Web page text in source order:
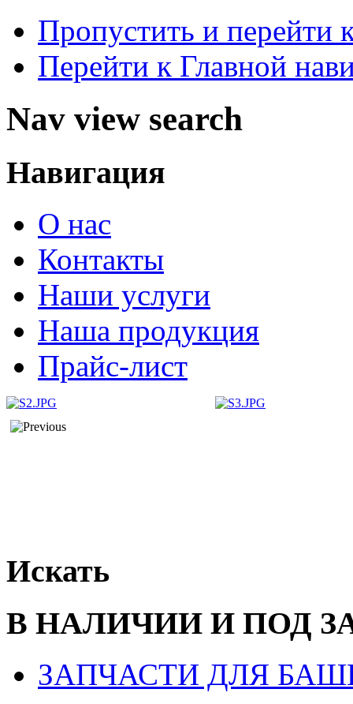
Пропустить и перейти
Перейти к Главной
Nav view search
Навигация
О нас
Контакты
Наши услуги
Наша продукция
Прайс-лист
Искать
В НАЛИЧИИ И ПОД
ЗАПЧАСТИ ДЛЯ